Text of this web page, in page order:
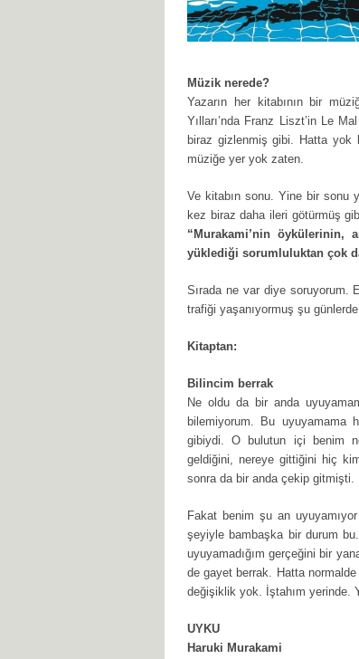
Müzik nerede?
Yazarın her kitabının bir
Yılları’nda Franz Liszt’in Le
biraz gizlenmiş gibi. Hatta yok
müziğe yer yok zaten.
Ve kitabın sonu. Yine bir sonu
kez biraz daha ileri götürmüş
“Murakami’nin öykülerinin,
yüklediği sorumluluktan çok
Sırada ne var diye soruyorum.
trafiği yaşanıyormuş şu
Kitaptan:
Bilincim berrak
Ne oldu da bir anda
bilemiyorum. Bu uyuyamama
gibiydi. O bulutun içi benim
geldiğini, nereye gittiğini hiç
sonra da bir anda çekip gitmişti.
Fakat benim şu an
şeyiyle bambaşka bir durum
uyuyamadığım gerçeğini bir
de gayet berrak. Hatta
değişiklik yok. İştahım yerinde.
UYKU
Haruki Murakami